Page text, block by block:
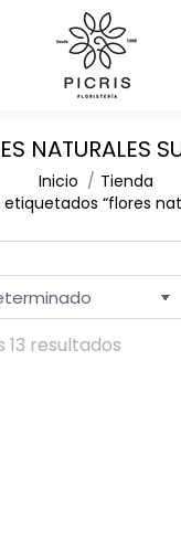
NATURALES
Inicio
Tienda
“flores
13 resultados